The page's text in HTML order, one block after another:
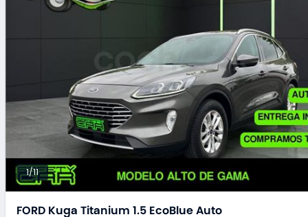
FORD Kuga Titanium 1.5 EcoBlue Auto
1/11